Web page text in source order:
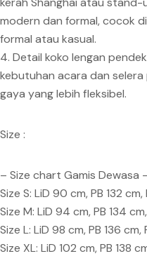
modern dan formal, cocok
formal atau kasual.
4. Detail koko lengan
kebutuhan acara dan
gaya yang lebih fleksibel.
Size :
– Size chart Gamis Dewasa
Size S: LiD 90 cm, PB 132
Size M: LiD 94 cm, PB 134
Size L: LiD 98 cm, PB 136 cm,
Size XL: LiD 102 cm, PB 138